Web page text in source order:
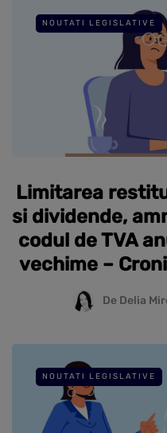
NOUTATI LEGISLATIVE
Limitarea
si dividende,
codul de TVA
vechime –
De Delia
NOUTATI LEGISLATIVE